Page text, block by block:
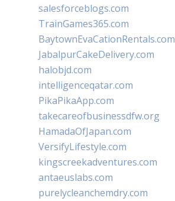
salesforceblogs.com
TrainGames365.com
BaytownEvaCationRentals.com
JabalpurCakeDelivery.com
halobjd.com
intelligenceqatar.com
PikaPikaApp.com
takecareofbusinessdfw.org
HamadaOfJapan.com
VersifyLifestyle.com
kingscreekadventures.com
antaeuslabs.com
purelycleanchemdry.com